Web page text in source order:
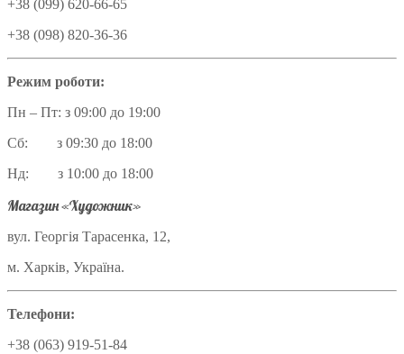
+38 (099) 620-66-65
+38 (098) 820-36-36
Режим роботи:
Пн – Пт: з 09:00 до 19:00
Сб: з 09:30 до 18:00
Нд: з 10:00 до 18:00
Магазин «Художник»
вул. Георгія Тарасенка, 12,
м. Харків, Україна.
Телефони:
+38 (063) 919-51-84